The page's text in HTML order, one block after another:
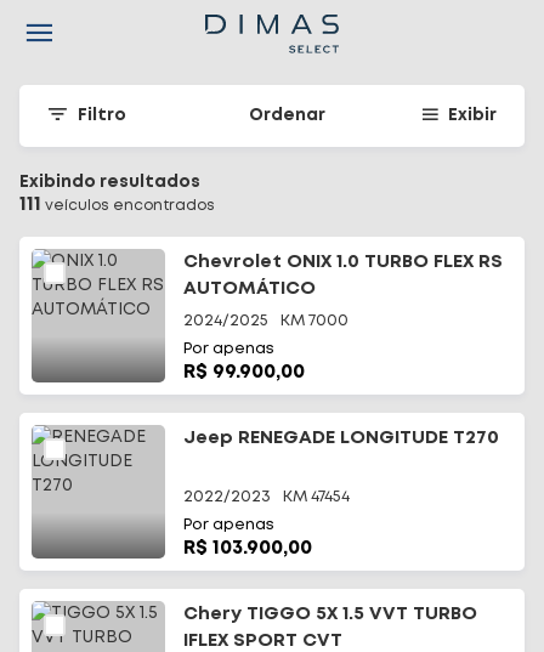
Filtro Ordenar Exibir
Exibindo resultados
111 veículos encontrados
Chevrolet ONIX 1.0 TURBO FLEX RS
AUTOMÁTICO
2024/2025 KM 7000
Por apenas
R$ 99.900,00
Jeep RENEGADE LONGITUDE T270
2022/2023 KM 47454
Por apenas
R$ 103.900,00
Chery TIGGO 5X 1.5 VVT TURBO
IFLEX SPORT CVT
Navigated to Seu carro seminovo em Santa Catarina -